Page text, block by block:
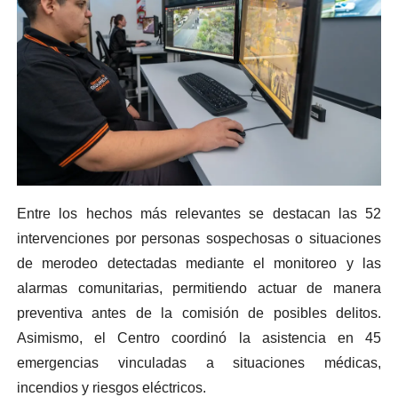
Entre los hechos más relevantes se destacan las 52
intervenciones por personas sospechosas o situaciones
de merodeo detectadas mediante el monitoreo y las
alarmas comunitarias, permitiendo actuar de manera
preventiva antes de la comisión de posibles delitos.
Asimismo, el Centro coordinó la asistencia en 45
emergencias vinculadas a situaciones médicas,
incendios y riesgos eléctricos.